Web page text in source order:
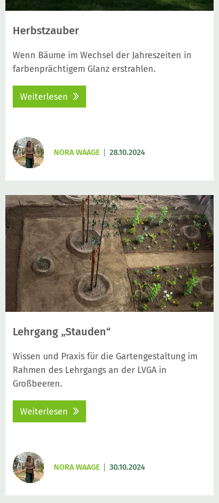
Herbstzauber
Wenn Bäume im Wechsel der Jahreszeiten in
farbenprächtigem Glanz erstrahlen.
Weiterlesen
NORA WAAGE 28.10.2024
Lehrgang „Stauden“
Wissen und Praxis für die Gartengestaltung im
Rahmen des Lehrgangs an der LVGA in
Großbeeren.
Weiterlesen
NORA WAAGE 30.10.2024